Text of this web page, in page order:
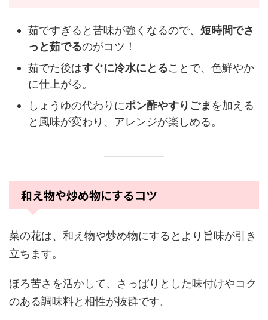
茹ですぎると苦味が強くなるので、 短時間でさ
っと茹でるのがコツ！
茹でた後はすぐに冷水にとることで、色鮮やか
に仕上がる。
しょうゆの代わりにポン酢やすりごま を加える
と風味が変わり、アレンジが楽しめる。
和え物や炒め物にするコツ
菜の花は、和え物や炒め物にするとより旨味が引き
立ちます。
ほろ苦さを活かして、さっぱりとした味付けやコク
のある調味料と相性が抜群です。